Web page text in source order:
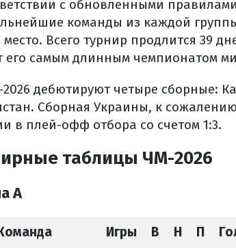
с обновленными
команды из каждой
место. Всего турнир продлится 39
его самым длинным чемпионатом
дебютируют четыре сборные:
Сборная Украины, к
в плей-офф отбора со счетом 1:3.
таблицы ЧМ-2026
A
Игры В Н П